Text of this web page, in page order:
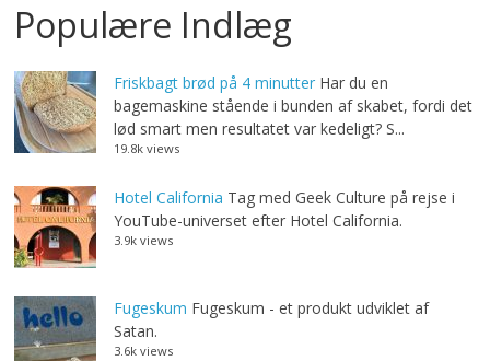
Populære Indlæg
Friskbagt brød på 4 minutter Har du en
bagemaskine stående i bunden af skabet, fordi det
lød smart men resultatet var kedeligt? S...
19.8k views
Hotel California Tag med Geek Culture på rejse i
YouTube-universet efter Hotel California.
3.9k views
Fugeskum Fugeskum - et produkt udviklet af
Satan.
3.6k views